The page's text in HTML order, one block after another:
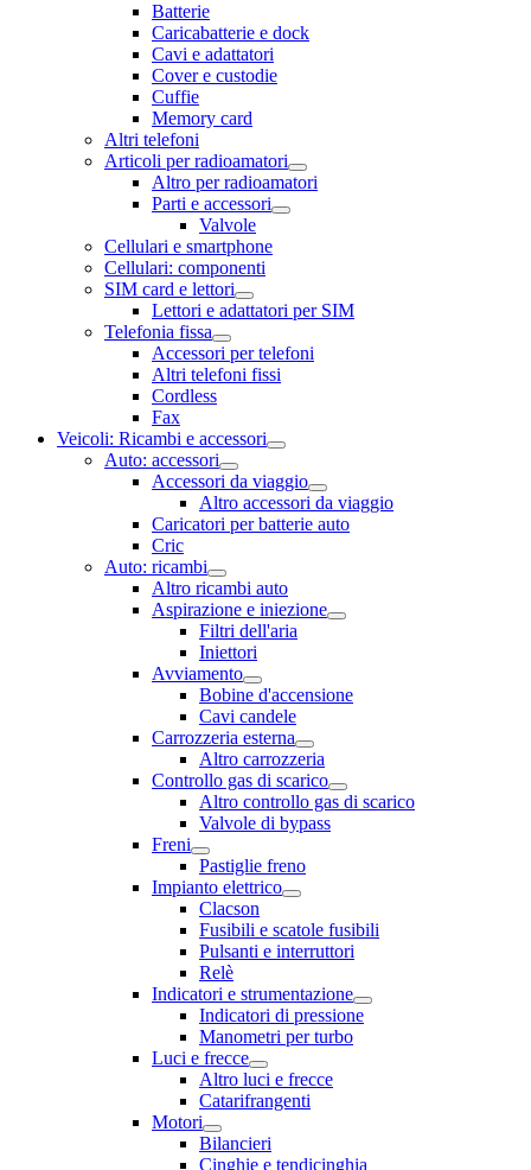
Batterie
Caricabatterie e dock
Cavi e adattatori
Cover e custodie
Cuffie
Memory card
Altri telefoni
Articoli per radioamatori
Altro per radioamatori
Parti e accessori
Valvole
Cellulari e smartphone
Cellulari: componenti
SIM card e lettori
Lettori e adattatori per SIM
Telefonia fissa
Accessori per telefoni
Altri telefoni fissi
Cordless
Fax
Veicoli: Ricambi e accessori
Auto: accessori
Accessori da viaggio
Altro accessori da viaggio
Caricatori per batterie auto
Cric
Auto: ricambi
Altro ricambi auto
Aspirazione e iniezione
Filtri dell'aria
Iniettori
Avviamento
Bobine d'accensione
Cavi candele
Carrozzeria esterna
Altro carrozzeria
Controllo gas di scarico
Altro controllo gas di scarico
Valvole di bypass
Freni
Pastiglie freno
Impianto elettrico
Clacson
Fusibili e scatole fusibili
Pulsanti e interruttori
Relè
Indicatori e strumentazione
Indicatori di pressione
Manometri per turbo
Luci e frecce
Altro luci e frecce
Catarifrangenti
Motori
Bilancieri
Cinghie e tendicinghia